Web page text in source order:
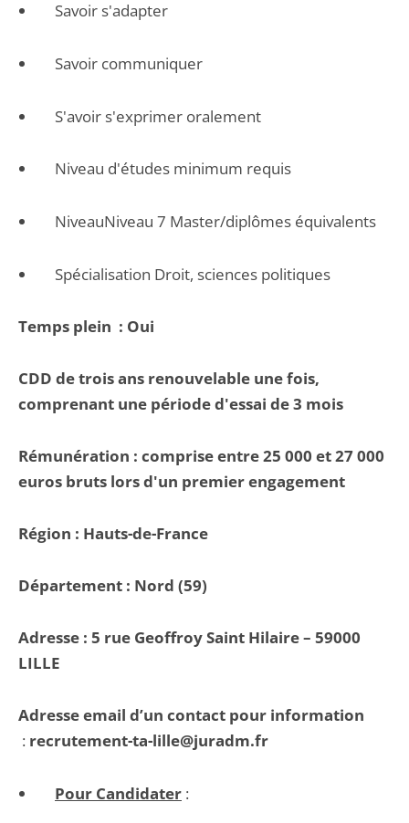
Savoir s'adapter
Savoir communiquer
S'avoir s'exprimer oralement
Niveau d'études minimum requis
NiveauNiveau 7 Master/diplômes équivalents
Spécialisation Droit, sciences politiques
Temps plein : Oui
CDD de trois ans renouvelable une fois,
comprenant une période d'essai de 3 mois
Rémunération : comprise entre 25 000 et 27 000
euros bruts lors d'un premier engagement
Région : Hauts-de-France
Département : Nord (59)
Adresse : 5 rue Geoffroy Saint Hilaire – 59000
LILLE
Adresse email d’un contact pour information
: recrutement-ta-lille@juradm.fr
Pour Candidater :